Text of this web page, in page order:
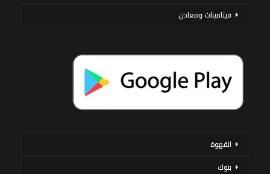
فيتامينات ومعادن
القهوة
بنوك